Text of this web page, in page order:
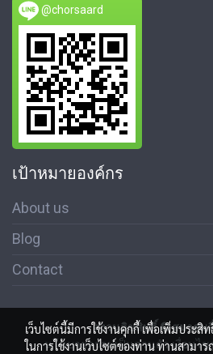
@chorsaard
เป้าหมายองค์กร
About us
Blog
Contact
สงวนลิขสิทธิ์ © สมาคม
นโนบายความเป็นส่วนตัว เงื่อนไ
เว็บไซต์นี้มีการใช้งานคุกกี้ เพื่อเพิ่มประ
ในการใช้งานเว็บไซต์ของท่าน ท่านสามาร